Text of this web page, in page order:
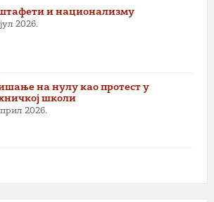
и национализму
2026.
на нулу као протест у
школи
2026.